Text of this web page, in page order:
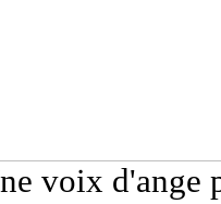
voix d'ange